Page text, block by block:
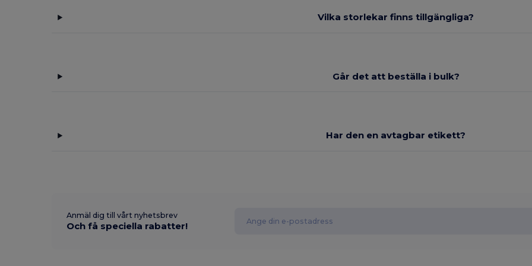
Vilka storlekar finns tillgängliga?
Går det att beställa i bulk?
Har den en avtagbar etikett?
Anmäl dig till vårt nyhetsbrev
Och få speciella rabatter!